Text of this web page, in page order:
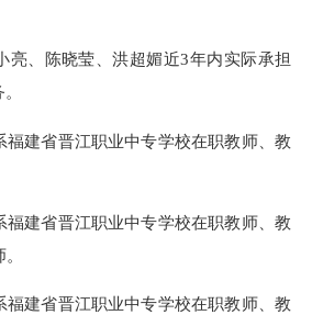
、陈晓莹、洪超媚近3年内实际承担
建省晋江职业中专学校在职教师、教
建省晋江职业中专学校在职教师、教
建省晋江职业中专学校在职教师、教